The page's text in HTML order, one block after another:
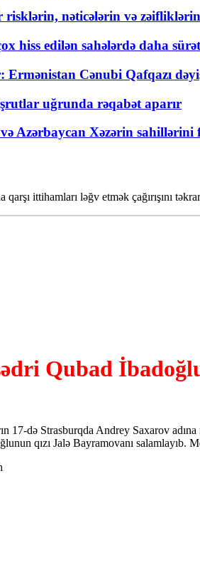
risklərin, nəticələrin və
hiss edilən sahələrdə daha
Cənubi Qafqazı
uğrunda rəqabət aparır
Azərbaycan Xəzərin
ittihamları ləğv etmək çağırışını
Qubad
17-də Strasburqda Andrey Saxarov
qızı Jalə Bayramovanı salamlayıb.